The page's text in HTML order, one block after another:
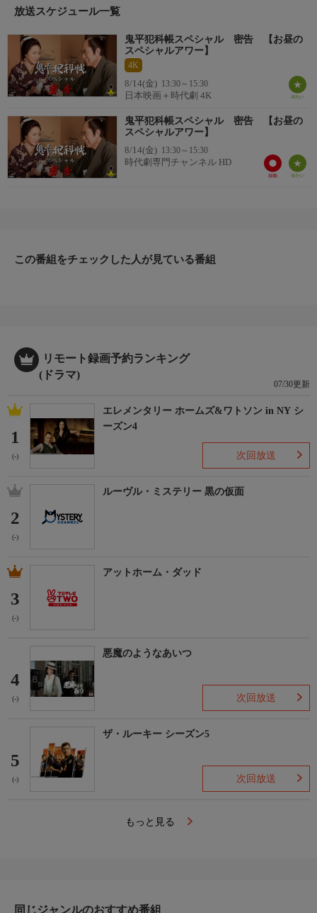
に平蔵に届けるはめに。平蔵は文面に目を通すと顔色を変え、忠
番組詳細
それは、深川・仙台堀にある鎌倉屋という足袋問屋に、今夜盗賊
が押し入ることを密告する手紙であった。火付盗賊改方は鎌倉屋
へ駆けつけたが、すでに盗賊が金を奪って姿を消した直後だっ
をしていたお百（高島礼子）であることを突き止める。
番組詳細
久兵衛から、お百が昔、平蔵が通っていた車屋という茶店に奉公
に来ていた娘であることを聞かされた平蔵は、侍にはらまされ、
放送スケジュール一覧
鬼平犯科帳スペシャル 密告 【お昼の
スペシャルアワー】
4K
8/14(金) 13:30～15:30
日本映画＋時代劇 4K
鬼平犯科帳スペシャル 密告 【お昼の
スペシャルアワー】
8/14(金) 13:30～15:30
時代劇専門チャンネル HD
この番組をチェックした人が見ている番組
リモート録画予約ランキング
(ドラマ)
07/30更新
1
(-)
エレメンタリー ホームズ&ワトソン in NY シ
ーズン4
次回放送
2
(-)
ルーヴル・ミステリー 黒の仮面
3
(-)
アットホーム・ダッド
4
(-)
悪魔のようなあいつ
次回放送
5
(-)
ザ・ルーキー シーズン5
次回放送
もっと見る
同じジャンルのおすすめ番組